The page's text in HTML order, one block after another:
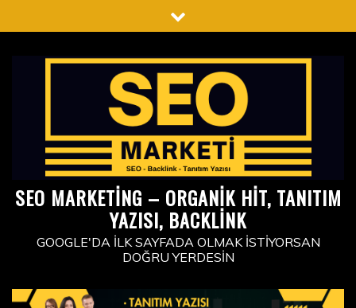
to
SEO MARKETING – ORGANIK HIT, TANITIM
YAZISI, BACKLINK
GOOGLE'DA İLK SAYFADA OLMAK İSTIYORSAN
DOĞRU YERDESIN